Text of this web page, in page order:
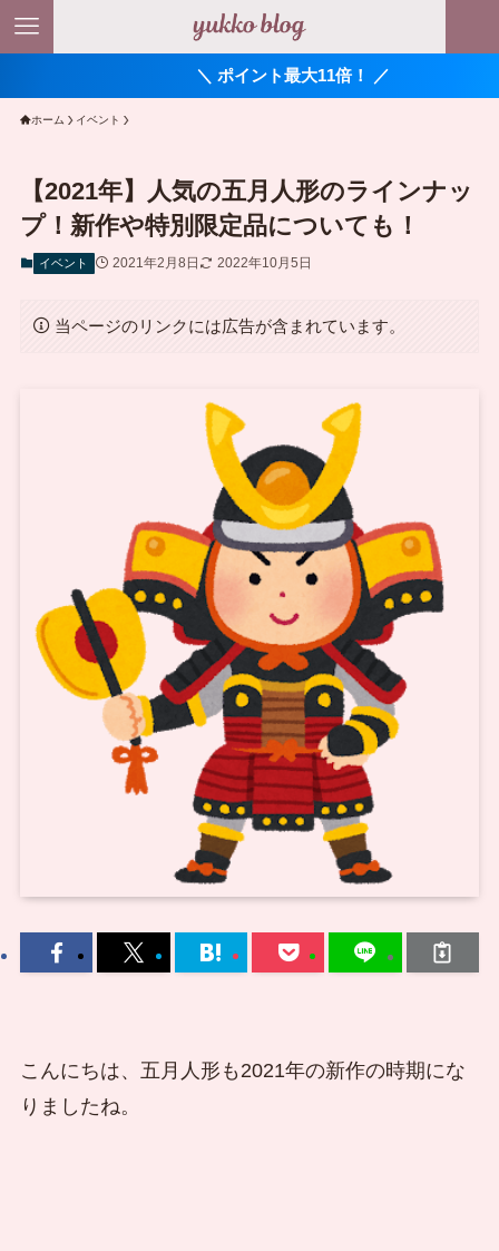
＼ ポイント最大11倍！ ／
ホーム イベント
【2021年】人気の五月人形のラインナッ
プ！新作や特別限定品についても！
イベント 2021年2月8日 2022年10月5日
当ページのリンクには広告が含まれています。
こんにちは、五月人形も2021年の新作の時期にな
りましたね。